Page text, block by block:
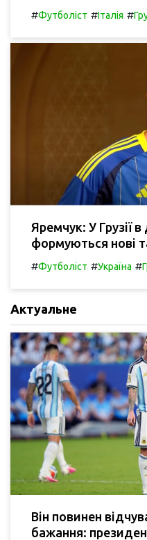
#Футболіст #Італія #
Яремчук: У Грузії
формуються нові
#Футболіст #Україна #
Актуальне
Він повинен
бажання: